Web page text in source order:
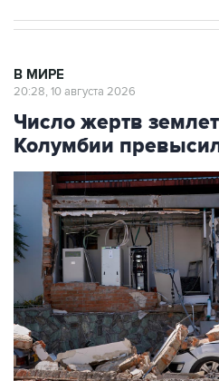
В МИРЕ
20:28, 10 августа 2026
Число жертв
Колумбии